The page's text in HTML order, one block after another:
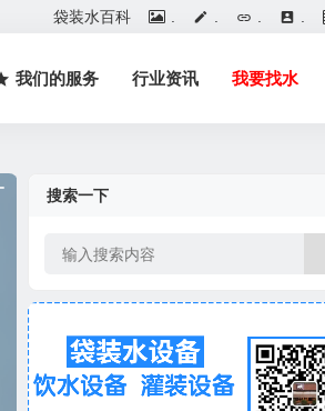
袋装水百科
我们的服务 行业资讯 我要找水
搜索一下